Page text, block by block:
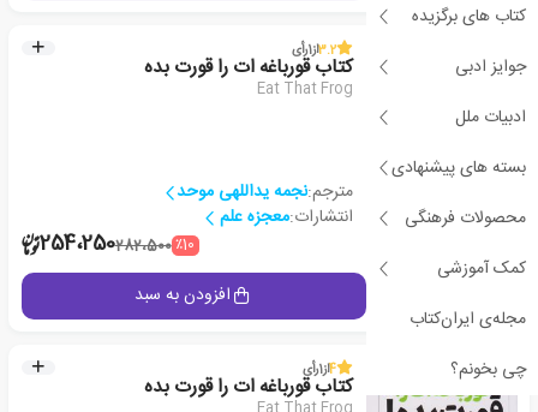
کتاب های برگزیده
جوایز ادبی
ادبیات ملل
بسته های پیشنهادی
محصولات فرهنگی
کمک آموزشی
مجله‌ی ایران‌کتاب
چی بخونم؟
2
3.2از1رأی
کتاب قورباغه ات را قورت بده
Eat That Frog
مترجم:نجمه یداللهی موحد
انتشارات:معجزه علم
٪10282،500254،250
افزودن به سبد
4از1رأی
کتاب قورباغه ات را قورت بده